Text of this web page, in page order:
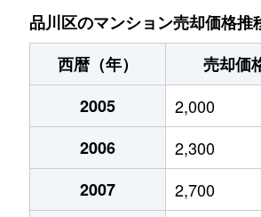
荏原
3,200万円 武蔵
大井
6,800万円 大井
2,400万円
2,800万円
3,500万円
品川区のマンション売却価格推
西暦（年）
売却価
2005
2,000
2006
2,300
2007
2,700